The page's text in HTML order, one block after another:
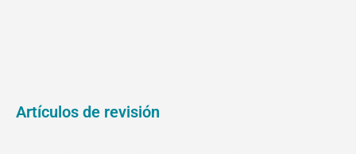
Artículos de revisión